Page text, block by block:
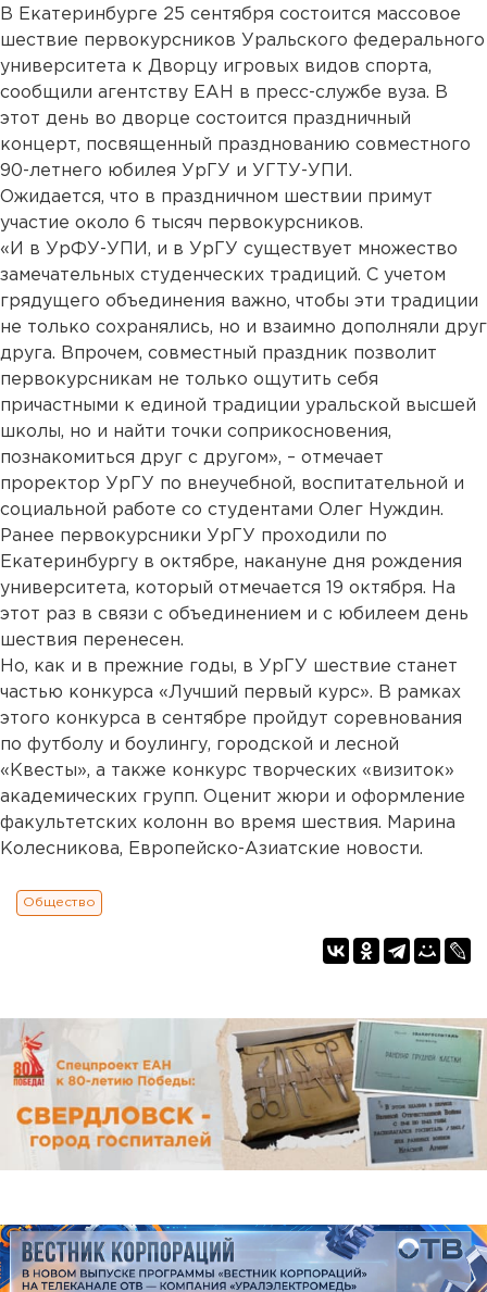
В Екатеринбурге 25 сентября состоится массовое
шествие первокурсников Уральского федерального
университета к Дворцу игровых видов спорта,
сообщили агентству ЕАН в пресс-службе вуза. В
этот день во дворце состоится праздничный
концерт, посвященный празднованию совместного
90-летнего юбилея УрГУ и УГТУ-УПИ.
Ожидается, что в праздничном шествии примут
участие около 6 тысяч первокурсников.
«И в УрФУ-УПИ, и в УрГУ существует множество
замечательных студенческих традиций. С учетом
грядущего объединения важно, чтобы эти традиции
не только сохранялись, но и взаимно дополняли друг
друга. Впрочем, совместный праздник позволит
первокурсникам не только ощутить себя
причастными к единой традиции уральской высшей
школы, но и найти точки соприкосновения,
познакомиться друг с другом», – отмечает
проректор УрГУ по внеучебной, воспитательной и
социальной работе со студентами Олег Нуждин.
Ранее первокурсники УрГУ проходили по
Екатеринбургу в октябре, накануне дня рождения
университета, который отмечается 19 октября. На
этот раз в связи с объединением и с юбилеем день
шествия перенесен.
Но, как и в прежние годы, в УрГУ шествие станет
частью конкурса «Лучший первый курс». В рамках
этого конкурса в сентябре пройдут соревнования
по футболу и боулингу, городской и лесной
«Квесты», а также конкурс творческих «визиток»
академических групп. Оценит жюри и оформление
факультетских колонн во время шествия. Марина
Колесникова, Европейско-Азиатские новости.
Общество